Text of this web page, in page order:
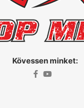
Kövessen minket: